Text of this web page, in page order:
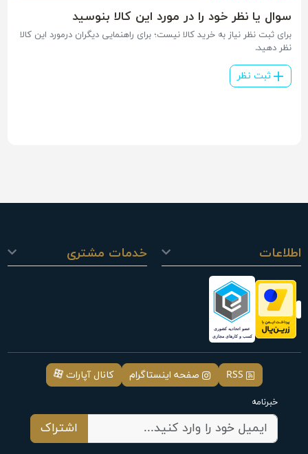
سوال یا نظر خود را در مورد این کالا بنوسید
برای ثبت نظر نیاز به خرید کالا نیست؛ برای راهنمایی دیگران درمورد این کالا
نظر دهید.
ثبت نظر
اطلاعات خدمات مشتری
RSS صفحه اینستاگرام کانال آپارات
خبرنامه
اشتراک